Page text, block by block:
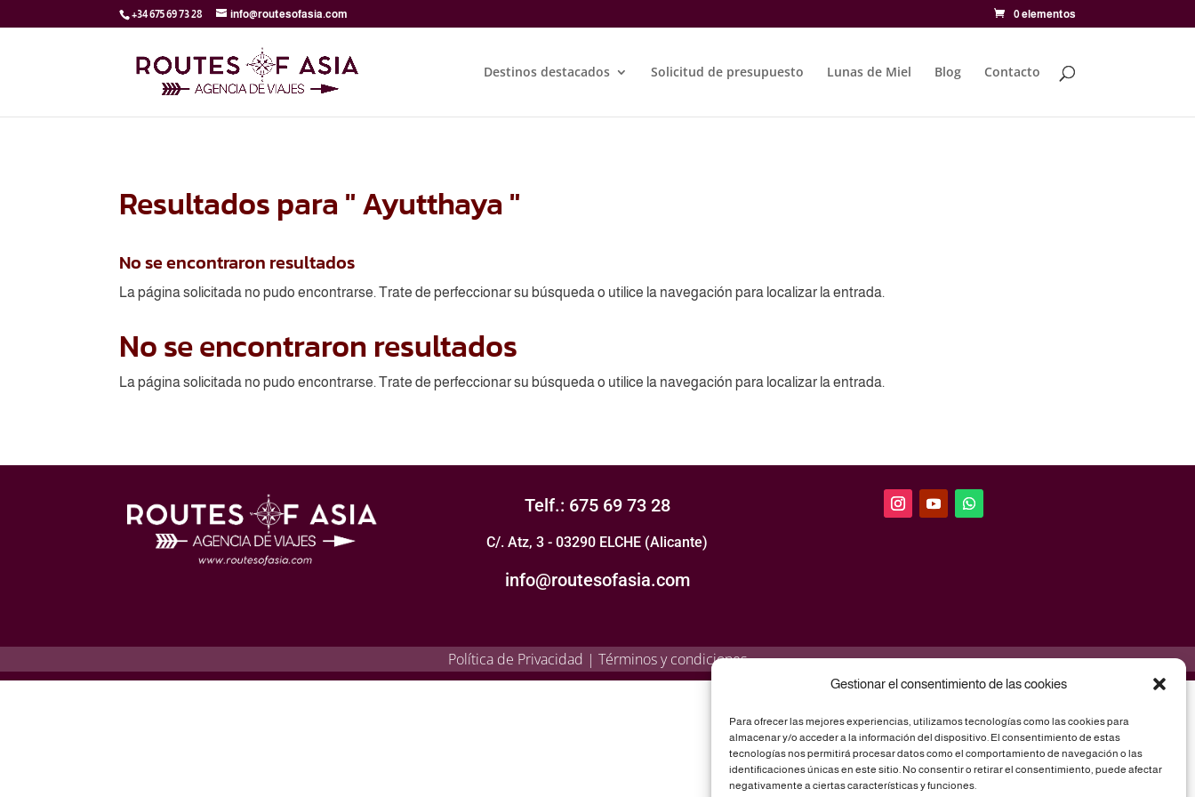
Gestionar el consentimiento de las cookies
Para ofrecer las mejores experiencias, utilizamos tecnologías como las cookies para
almacenar y/o acceder a la información del dispositivo. El consentimiento de estas
tecnologías nos permitirá procesar datos como el comportamiento de navegación o las
identificaciones únicas en este sitio. No consentir o retirar el consentimiento, puede afectar
negativamente a ciertas características y funciones.
+34 675 69 73 28 info@routesofasia.com 0 elementos
Destinos destacados Solicitud de presupuesto Lunas de Miel Blog Contacto
Resultados para " Ayutthaya "
No se encontraron resultados
La página solicitada no pudo encontrarse. Trate de perfeccionar su búsqueda o utilice la navegación para localizar la entrada.
No se encontraron resultados
La página solicitada no pudo encontrarse. Trate de perfeccionar su búsqueda o utilice la navegación para localizar la entrada.
Telf.: 675 69 73 28
C/. Atz, 3 - 03290 ELCHE (Alicante)
info@routesofasia.com
Política de Privacidad | Términos y condiciones